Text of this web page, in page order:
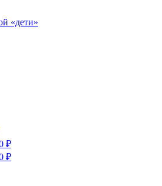
«дети»
₽
₽